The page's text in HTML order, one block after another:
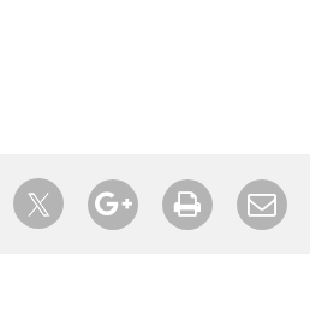
Partager sur Facebook
Partager sur TwitterPartager sur Google+
Imprimer